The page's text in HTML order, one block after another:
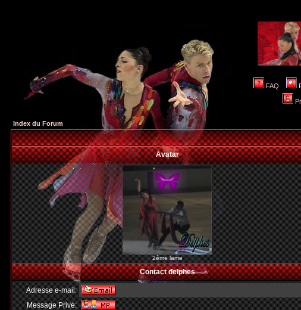
FAQ
Index du Forum
Avatar
2ème lame
Contact delphes
Adresse e-mail:
Message Privé: